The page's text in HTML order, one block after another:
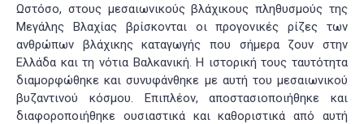
Ωστόσο, στους μεσαιωνικούς βλάχικους πληθυσμούς της
Μεγάλης Βλαχίας βρίσκονται οι προγονικές ρίζες των
ανθρώπων βλάχικης καταγωγής που σήμερα ζουν στην
Ελλάδα και τη νότια Βαλκανική. Η ιστορική τους ταυτότητα
διαμορφώθηκε και συνυφάνθηκε με αυτή του μεσαιωνικού
βυζαντινού κόσμου. Επιπλέον, αποστασιοποιήθηκε και
διαφοροποιήθηκε ουσιαστικά και καθοριστικά από αυτή